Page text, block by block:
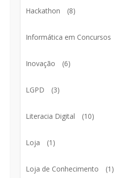
Hackathon (8)
Informática em Concursos
Inovação (6)
LGPD (3)
Literacia Digital (10)
Loja (1)
Loja de Conhecimento (1)